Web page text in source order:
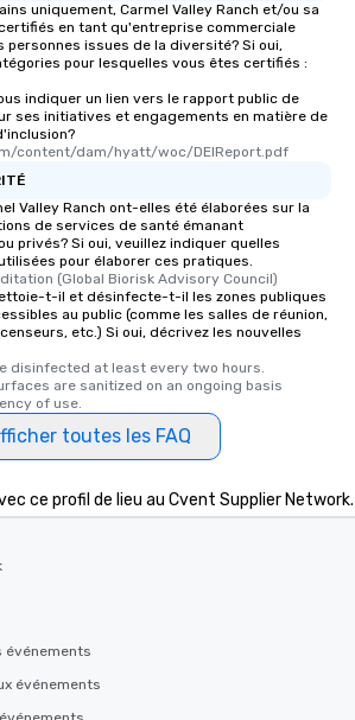
uniquement, Carmel Valley Ranch et/ou sa
en tant qu'entreprise commerciale
personnes issues de la diversité? Si oui,
pour lesquelles vous êtes certifiés :
indiquer un lien vers le rapport public de
ses initiatives et engagements en matière de
content/dam/hyatt/woc/DEIReport.pdf
Valley Ranch ont-elles été élaborées sur la
de services de santé émanant
privés? Si oui, veuillez indiquer quelles
pour élaborer ces pratiques.
(Global Biorisk Advisory Council)
t-il et désinfecte-t-il les zones publiques
au public (comme les salles de réunion,
etc.) Si oui, décrivez les nouvelles
disinfected at least every two hours.
are sanitized on an ongoing basis
of use.
toutes les FAQ
ce profil de lieu au Cvent Supplier Network.
événements
événements